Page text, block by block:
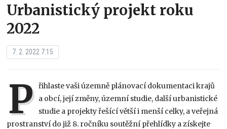
Urbanistický projekt roku
2022
7. 2. 2022 7:15
P řihlaste vaši územně plánovací dokumentaci krajů
a obcí, její změny, územní studie, další urbanistické
studie a projekty řešící větší i menší celky, a veřejná
prostranství do již 8. ročníku soutěžní přehlídky a získejte